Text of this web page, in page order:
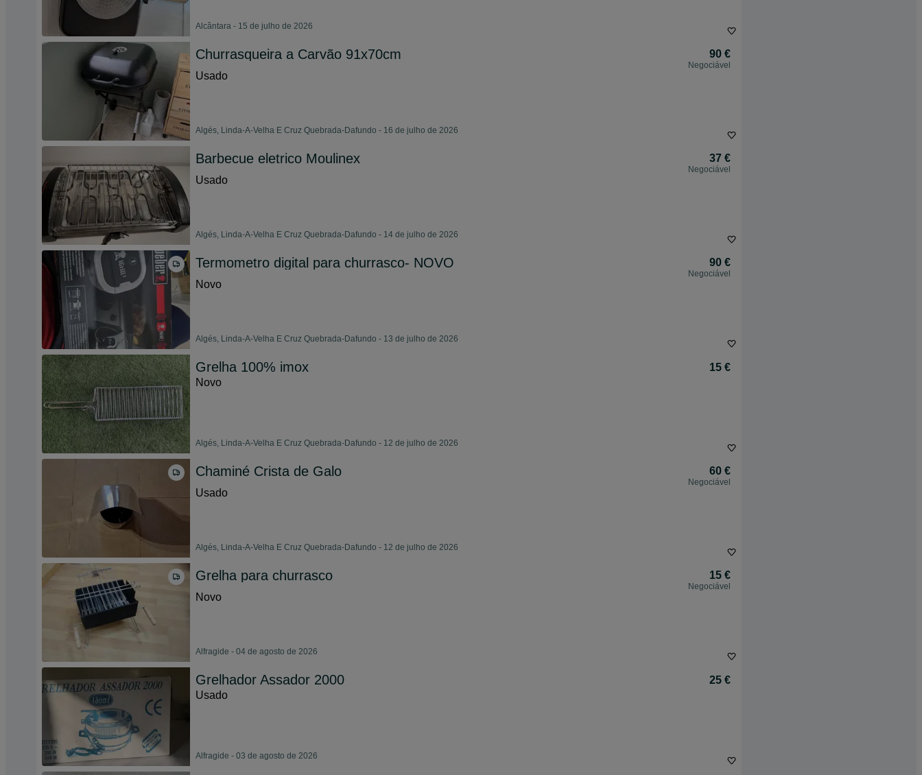
Alcântara - 15 de julho de 2026
Churrasqueira a Carvão 91x70cm 90 €
Negociável
Usado
Algés, Linda-A-Velha E Cruz Quebrada-Dafundo - 16 de julho de 2026
Barbecue eletrico Moulinex 37 €
Negociável
Usado
Algés, Linda-A-Velha E Cruz Quebrada-Dafundo - 14 de julho de 2026
Termometro digital para churrasco- NOVO 90 €
Negociável
Novo
Algés, Linda-A-Velha E Cruz Quebrada-Dafundo - 13 de julho de 2026
Grelha 100% imox
15 €
Novo
Algés, Linda-A-Velha E Cruz Quebrada-Dafundo - 12 de julho de 2026
Chaminé Crista de Galo 60 €
Negociável
Usado
Algés, Linda-A-Velha E Cruz Quebrada-Dafundo - 12 de julho de 2026
Grelha para churrasco 15 €
Negociável
Novo
Alfragide - 04 de agosto de 2026
Grelhador Assador 2000
25 €
Usado
Alfragide - 03 de agosto de 2026